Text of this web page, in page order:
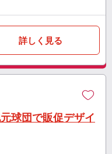
詳しく見る
球団で販促デザイ